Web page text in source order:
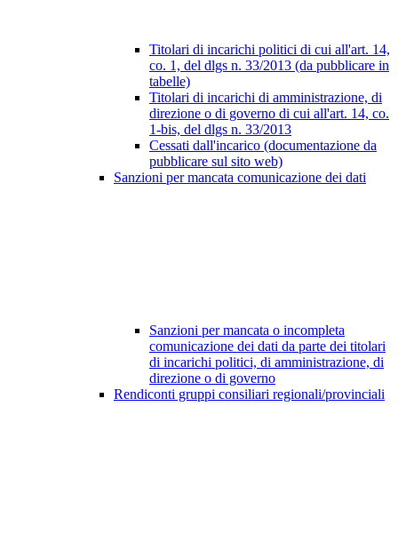
Titolari di incarichi politici di cui all'art. 14,
co. 1, del dlgs n. 33/2013 (da pubblicare in
tabelle)
Titolari di incarichi di amministrazione, di
direzione o di governo di cui all'art. 14, co.
1-bis, del dlgs n. 33/2013
Cessati dall'incarico (documentazione da
pubblicare sul sito web)
Sanzioni per mancata comunicazione dei dati
Sanzioni per mancata o incompleta
comunicazione dei dati da parte dei titolari
di incarichi politici, di amministrazione, di
direzione o di governo
Rendiconti gruppi consiliari regionali/provinciali